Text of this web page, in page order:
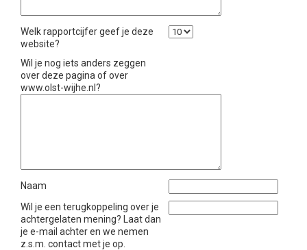
Welk rapportcijfer geef je deze
website?
Wil je nog iets anders zeggen
over deze pagina of over
www.olst-wijhe.nl?
Naam
Wil je een terugkoppeling over je
achtergelaten mening? Laat dan
je e-mail achter en we nemen
z.s.m. contact met je op.